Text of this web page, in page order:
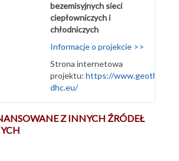
bezemisyjnych sieci
ciepłowniczych i
chłodniczych
Informacje o projekcie >>
Strona internetowa
projektu: https://
dhc.eu/
Z INNYCH ŹRÓDEŁ